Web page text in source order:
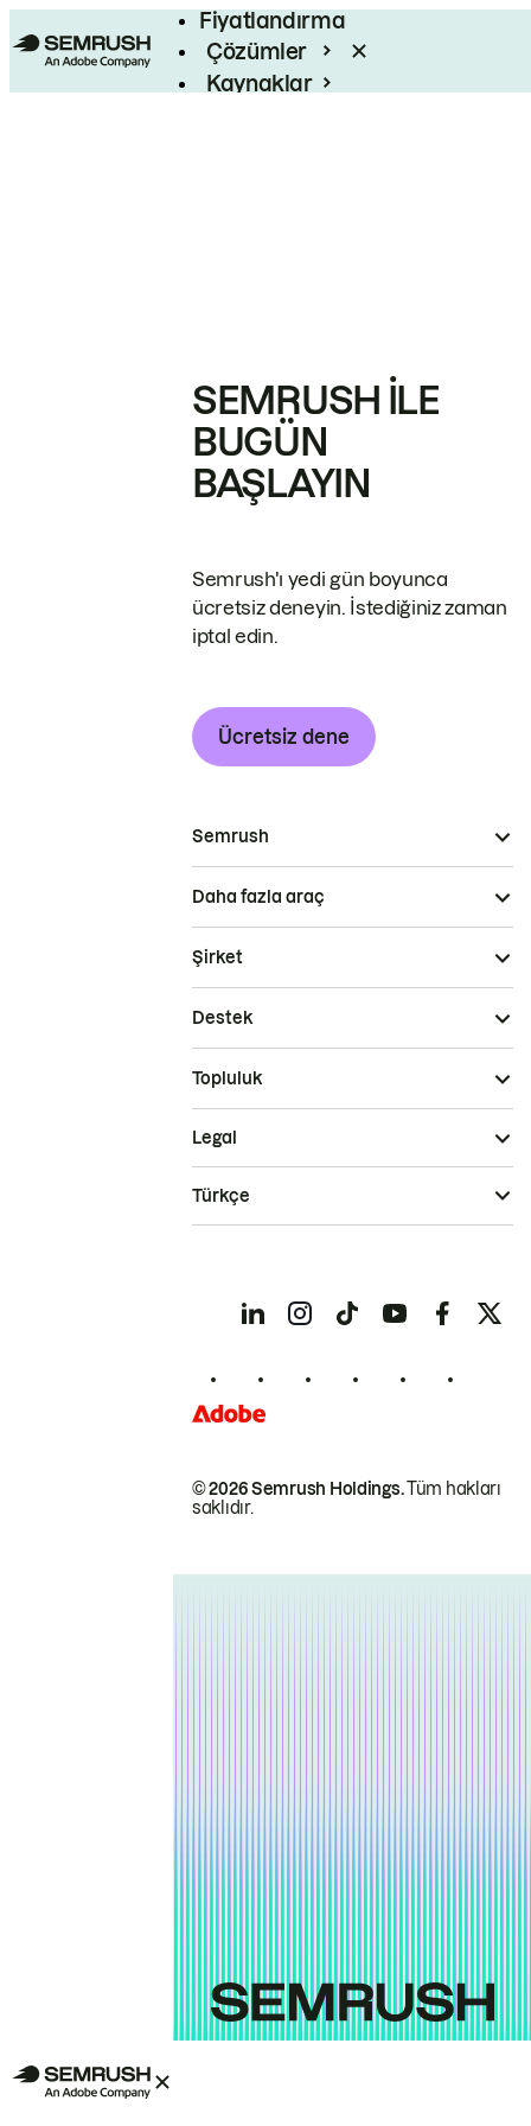
Fiyatlandırma
Çözümler
Kaynaklar
SEMRUSH ILE
BUGÜN
BAŞLAYIN
Semrush'ı yedi gün boyunca
ücretsiz deneyin. İstediğiniz zaman
iptal edin.
Ücretsiz dene
Semrush
Daha fazla araç
Şirket
Destek
Topluluk
© 2026 Semrush Holdings.Tüm hakları
saklıdır.
Legal
Türkçe